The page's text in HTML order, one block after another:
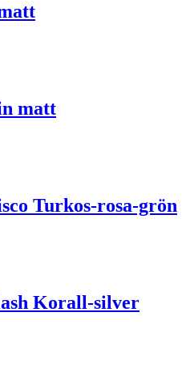
matt
Turkos-rosa-grön
Korall-silver